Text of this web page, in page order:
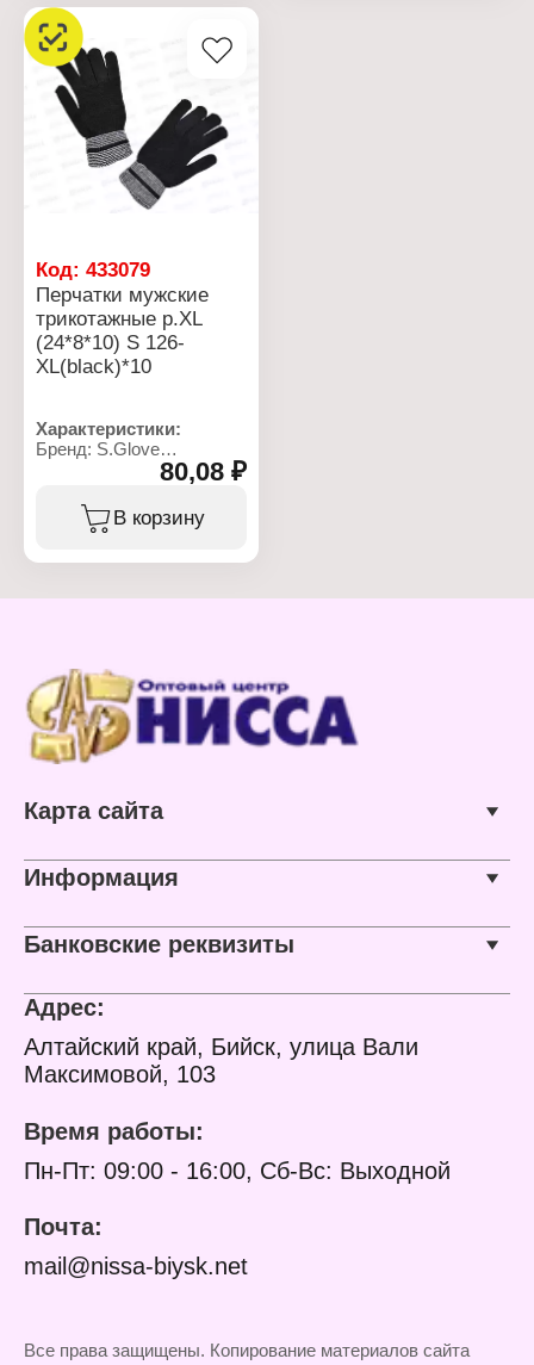
Материал: 100%
полиэстер
Код: 433079
Перчатки мужские
трикотажные р.ХL
(24*8*10) S 126-
ХL(blaсk)*10
Характеристики:
Бренд: S.Glove
Артикул: S 126-XL
Тип товара: Перчатки
Назначение: мужские
Особенность: эконом
Сезон: осень, зима
80,08 ₽
В корзину
Карта сайта
Информация
Банковские реквизиты
Адрес:
Алтайский край, Бийск, улица Вали
Максимовой, 103
Время работы:
Пн-Пт: 09:00 - 16:00, Сб-Вс: Выходной
Почта:
mail@nissa-biysk.net
Все права защищены. Копирование материалов сайта